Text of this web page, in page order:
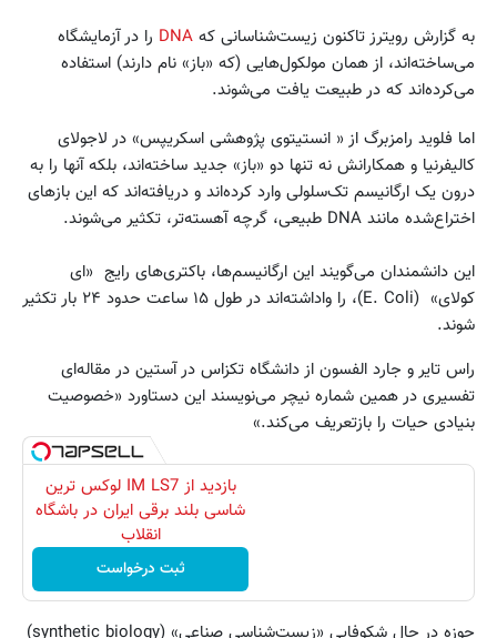
به گزارش رویترز تاکنون زیست‌شناسانی که
را در آزمایشگاه
می‌ساخته‌اند، از همان مولکول‌هایی (که «باز» نام دارند) استفاده‌
می‌کرده‌اند که در طبیعت یافت می‌شوند.
اما فلوید رامزبرگ از « انستیتوی پژوهشی اسکریپس» در لاجولای
کالیفرنیا و همکارانش نه تنها دو «باز» جدید ساخته‌اند، بلکه آنها را به
درون یک ارگانیسم تک‌سلولی وارد کرده‌اند و دریافته‌اند که این بازهای
اختراع‌شده مانند DNA طبیعی، گرچه آهسته‌تر، تکثیر می‌شوند.
این دانشمندان می‌گویند این ارگانیسم‌ها، باکتری‌های رایج «ای
کولای» (E. Coli)، را واداشته‌اند در طول ۱۵ ساعت حدود ۲۴ بار تکثیر
شوند.
راس تایر و جارد الفسون از دانشگاه تکزاس در آستین در مقاله‌ای
تفسیری در همین شماره نیچر می‌نویسند این دستاورد «خصوصیت
بنیادی حیات را بازتعریف می‌کند.»
بازدید از IM LS7 لوکس ترین
شاسی بلند برقی ایران در باشگاه
انقلاب
ثبت درخواست
حوزه در حال شکوفایی «زیست‌شناسی صناعی» (synthetic biology)